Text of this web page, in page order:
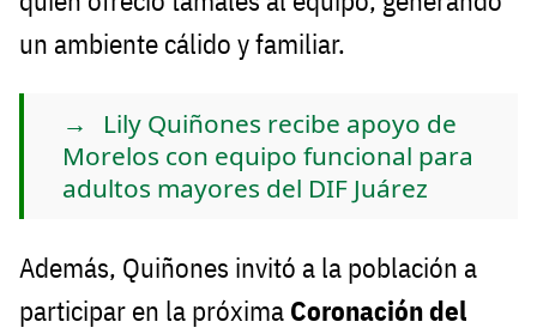
un ambiente cálido y familiar.
Lily Quiñones recibe apoyo de
Morelos con equipo funcional para
adultos mayores del DIF Juárez
Además, Quiñones invitó a la población a
participar en la próxima Coronación del